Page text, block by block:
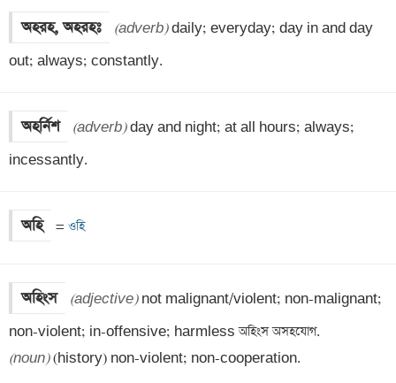
অহরহ, অহরহঃ (adverb) daily; everyday; day in and day
out; always; constantly.
অহর্নিশ (adverb) day and night; at all hours; always;
incessantly.
অহি = ওহি
অহিংস (adjective) not malignant/violent; non-malignant;
(noun) (history) non-violent; non-cooperation.